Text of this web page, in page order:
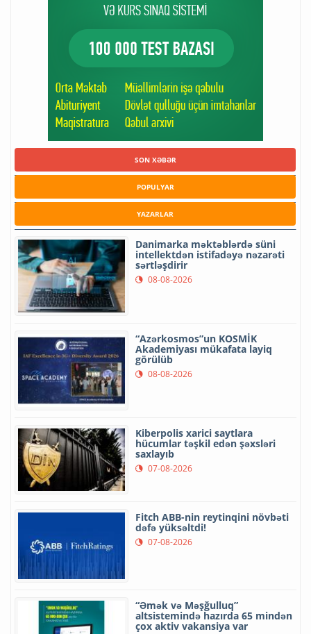
SON XƏBƏR
POPULYAR
YAZARLAR
Danimarka məktəblərdə süni
intellektdən istifadəyə nəzarəti
sərtləşdirir
08-08-2026
“Azərkosmos”un KOSMİK
Akademiyası mükafata layiq
görülüb
08-08-2026
Kiberpolis xarici saytlara
hücumlar təşkil edən şəxsləri
saxlayıb
07-08-2026
Fitch ABB-nin reytinqini növbəti
dəfə yüksəltdi!
07-08-2026
“Əmək və Məşğulluq”
altsistemində hazırda 65 mindən
çox aktiv vakansiya var